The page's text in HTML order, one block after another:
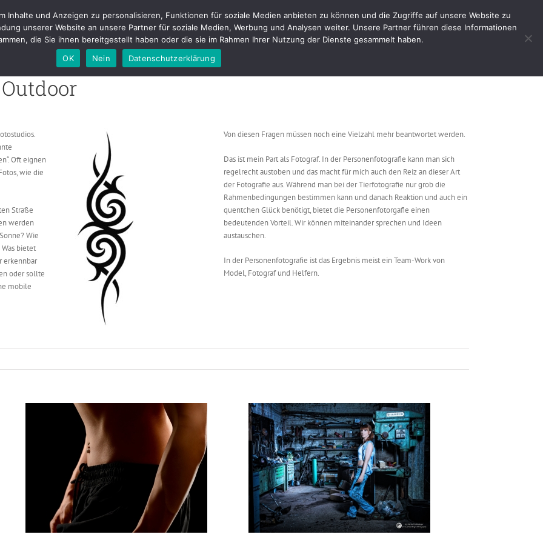
Fotostudio Buchungen & Preise Kontakt Blog About me Impressum Shop Mein Benutzerkonto
Startseite
Oft eignen
wie die
Straße
werden
Wie
bietet
erkennbar
oder sollte
mobile
Von diesen Fragen müssen noch eine Vielzahl mehr beantwortet werden.
Das ist mein Part als Fotograf. In der Personenfotografie kann man sich
regelrecht austoben und das macht für mich auch den Reiz an dieser Art
der Fotografie aus. Während man bei der Tierfotografie nur grob die
Rahmenbedingungen bestimmen kann und danach Reaktion und auch ein
quentchen Glück benötigt, bietet die Personenfotorgafie einen
bedeutenden Vorteil. Wir können miteinander sprechen und Ideen
austauschen.
In der Personenfotografie ist das Ergebnis meist ein Team-Work von
Model, Fotograf und Helfern.
People – allgemein
People Outdoor
Inhalte und Anzeigen zu personalisieren, Funktionen für soziale Medien anbieten zu können und die Zugriffe auf unsere Website zu
unserer Website an unsere Partner für soziale Medien, Werbung und Analysen weiter. Unsere Partner führen diese Informationen
die Sie ihnen bereitgestellt haben oder die sie im Rahmen Ihrer Nutzung der Dienste gesammelt haben.
OK
Nein Datenschutzerklärung